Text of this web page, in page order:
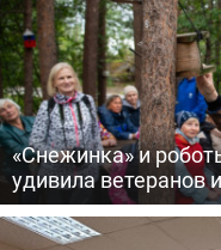
«Снежинка» и
удивила ветеранов